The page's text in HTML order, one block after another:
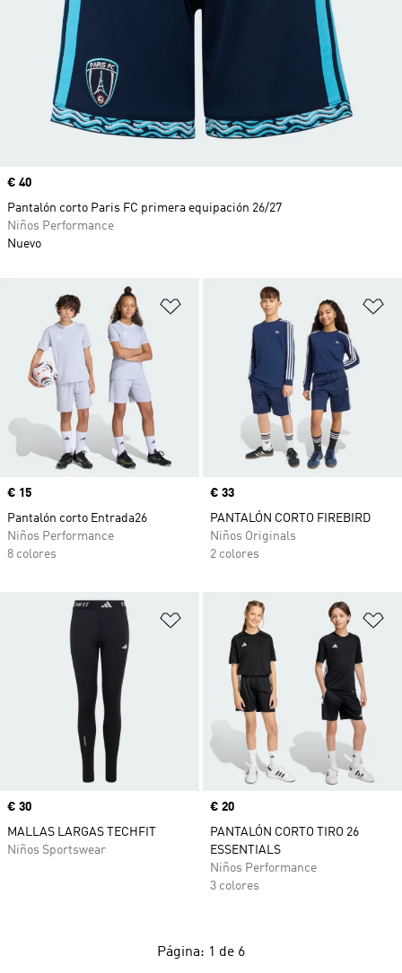
Añadir a la lista de deseos
Precio
€ 15
Pantalón corto Entrada26
Niños Performance
8 colores
Precio
€ 33
PANTALÓN CORTO FIREBIRD
Niños Originals
2 colores
Añadir a la lista de deseos
Precio
€ 30
MALLAS LARGAS TECHFIT
Niños Sportswear
Precio
€ 20
PANTALÓN CORTO TIRO 26
ESSENTIALS
Niños Performance
3 colores
Precio
€ 40
Pantalón corto Paris FC primera equipación 26/27
Niños Performance
Nuevo
Página: 1 de 6